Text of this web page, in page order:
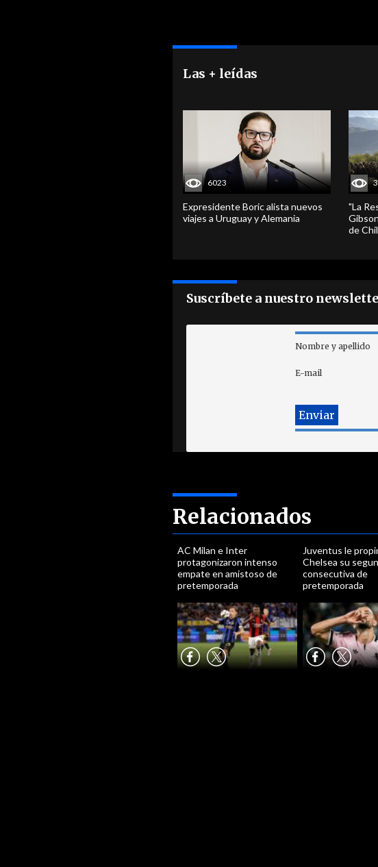
Las + leídas
6023
Expresidente Boric alista nuevos
viajes a Uruguay y Alemania
"La
de
Suscríbete a nuestro
Nombre y apellido
E-mail
Relacionados
AC Milan e Inter
protagonizaron intenso
empate en amistoso de
pretemporada
Juventus le
Chelsea su
consecutiva de
pretemporada